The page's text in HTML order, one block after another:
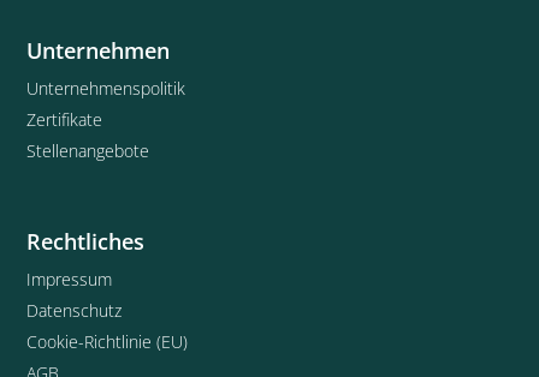
Unternehmen
Unternehmenspolitik
Zertifikate
Stellenangebote
Rechtliches
Impressum
Datenschutz
Cookie-Richtlinie (EU)